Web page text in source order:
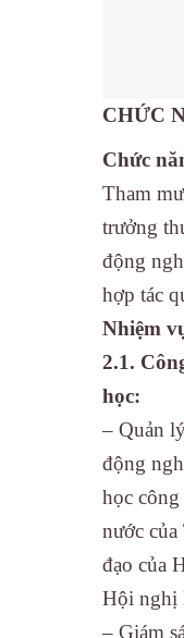
CHỨC
Chức
Tham
trưởng
động
hợp tác
Nhiệm
2.1.
học:
– Quản
động
học
nước
đạo của
Hội nghị
– Giám